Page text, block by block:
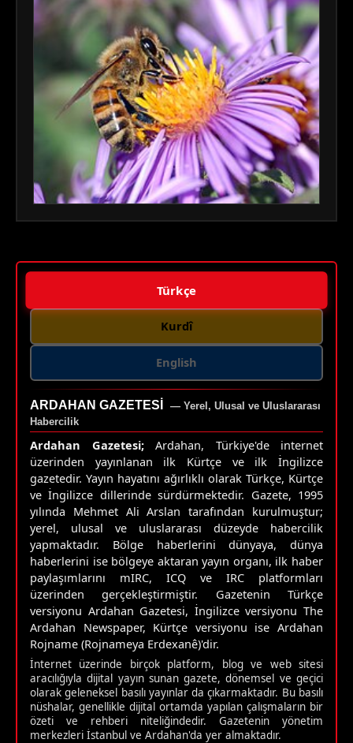
Türkçe
Kurdî
English
ARDAHAN GAZETESI
— Yerel, Ulusal ve Uluslararası
Habercilik
Ardahan Gazetesi;Ardahan, Türkiye'de internet
üzerinden yayınlanan ilk Kürtçe ve ilk İngilizce
gazetedir. Yayın hayatını ağırlıklı olarak Türkçe, Kürtçe
ve İngilizce dillerinde sürdürmektedir. Gazete, 1995
yılında Mehmet Ali Arslan tarafından kurulmuştur;
yerel, ulusal ve uluslararası düzeyde habercilik
yapmaktadır. Bölge haberlerini dünyaya, dünya
haberlerini ise bölgeye aktaran yayın organı, ilk haber
paylaşımlarını mIRC, ICQ ve IRC platformları
üzerinden gerçekleştirmiştir. Gazetenin Türkçe
versiyonu Ardahan Gazetesi, İngilizce versiyonu The
Ardahan Newspaper, Kürtçe versiyonu ise Ardahan
Rojname (Rojnameya Erdexanê)'dir.
İnternet üzerinde birçok platform, blog ve web sitesi
aracılığıyla dijital yayın sunan gazete, dönemsel ve geçici
olarak geleneksel basılı yayınlar da çıkarmaktadır. Bu basılı
nüshalar, genellikle dijital ortamda yapılan çalışmaların bir
özeti ve rehberi niteliğindedir. Gazetenin yönetim
merkezleri İstanbul ve Ardahan'da yer almaktadır.